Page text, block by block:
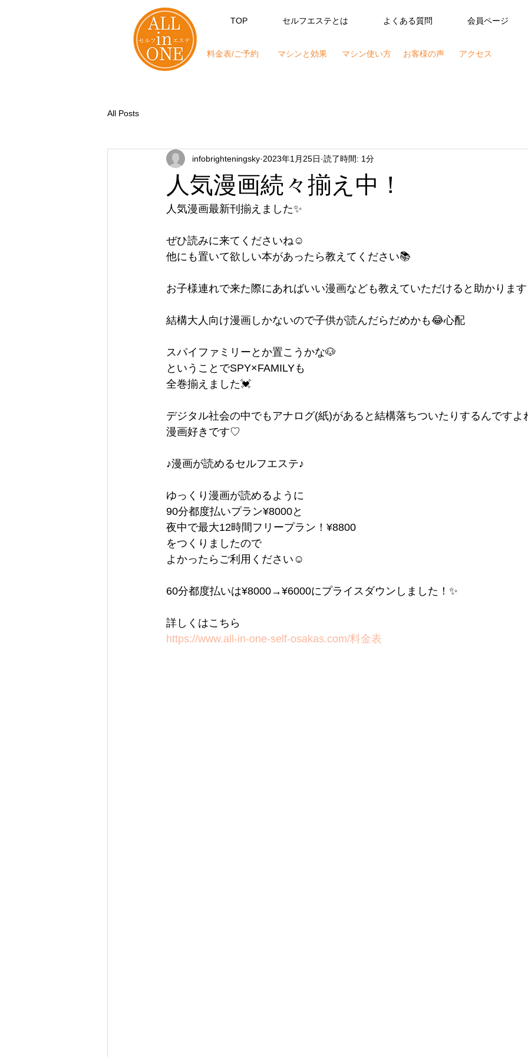
TOP セルフエステとは よくある質問 会員ページ
料金表/ご予約 マシンと効果 マシン使い方 お客様の声 アクセス
All Posts
人気漫画続々揃え中！
infobrighteningsky 2023年1月25日 読了時間: 1分
人気漫画最新刊揃えました✨
ぜひ読みに来てくださいね☺️
他にも置いて欲しい本があったら教えてください📚
お子様連れで来た際にあればいい漫画なども教えていただけると助かります
結構大人向け漫画しかないので子供が読んだらだめかも😂心配
スパイファミリーとか置こうかな🐶
ということでSPY×FAMILYも
全巻揃えました💓
デジタル社会の中でもアナログ(紙)があると結構落ちついたりするんです
漫画好きです♡
♪漫画が読めるセルフエステ♪
ゆっくり漫画が読めるように
90分都度払いプラン¥8000と
夜中で最大12時間フリープラン！¥8800
をつくりましたので
よかったらご利用ください☺️
60分都度払いは¥8000→¥6000にプライスダウンしました！✨
詳しくはこちら
https://www.all-in-one-self-osakas.com/料金表